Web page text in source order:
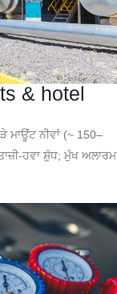
& hotel
ਨੀਵਾਂ (~ 150–
ਹਵਾ ਸ਼ੁੱਧ; ਮੁੱਖ ਅਲਾਰਮ